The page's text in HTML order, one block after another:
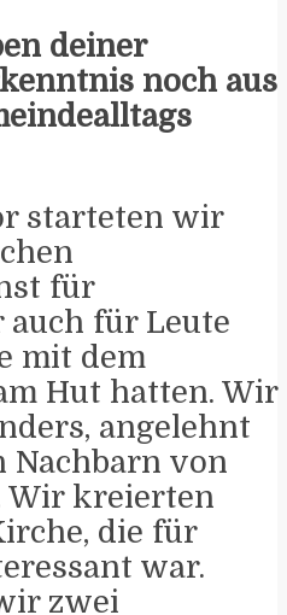
deiner
noch aus
starteten wir
für
auch für Leute
mit dem
Hut hatten. Wir
angelehnt
Nachbarn von
Wir kreierten
die für
war.
zwei